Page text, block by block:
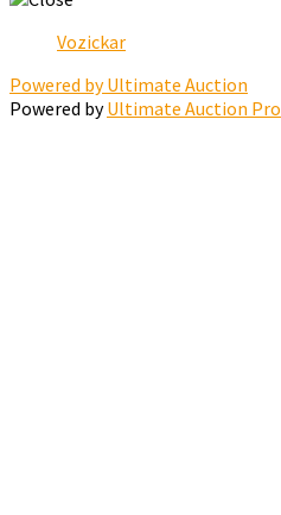
Vozickar
Powered by Ultimate Auction
Powered byUltimate Auction Pro